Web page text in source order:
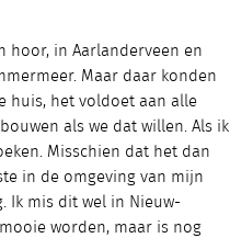
hoor, in Aarlanderveen en
Maar daar konden
huis, het voldoet aan alle
als we dat willen. Als ik
Misschien dat het dan
in de omgeving van mijn
Ik mis dit wel in Nieuw-
worden, maar is nog